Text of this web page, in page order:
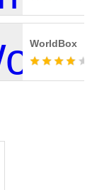
WorldBox